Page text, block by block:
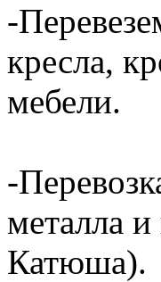
-
кресла,
мебели.
-
металла
Катюша).